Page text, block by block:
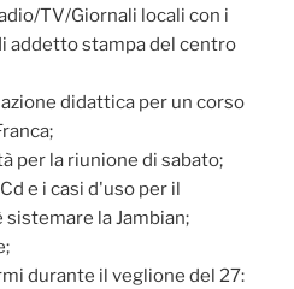
TV/Giornali locali con i
addetto stampa del centro
didattica per un corso
per la riunione di sabato;
e i casi d'uso per il
la Jambian;
durante il veglione del 27: